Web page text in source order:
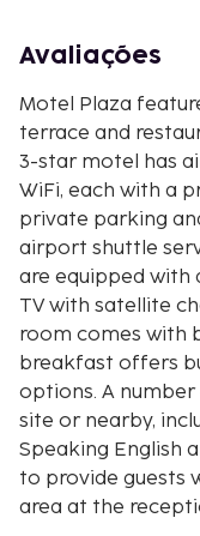
Avaliações
Motel Plaza
terrace and
3-star motel has
WiFi, each with a
private parking
airport shuttle
are equipped with
TV with satellite
room comes with
breakfast offers
options. A
site or nearby,
Speaking English
to provide guests
area at the